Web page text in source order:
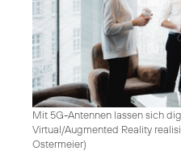
Mit 5G-Antennen lassen sich
Virtual/Augmented Reality
Ostermeier)